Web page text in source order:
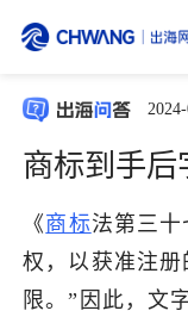
跨境展会
出海资讯
商标到手后
《商标法第三
权，以获准注
限。”因此，文